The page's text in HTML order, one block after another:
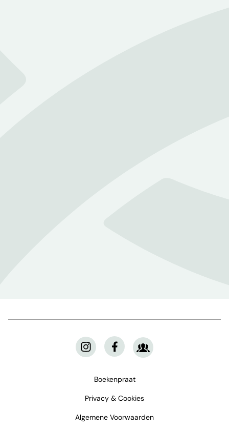
Boekenpraat
Privacy & Cookies
Algemene Voorwaarden